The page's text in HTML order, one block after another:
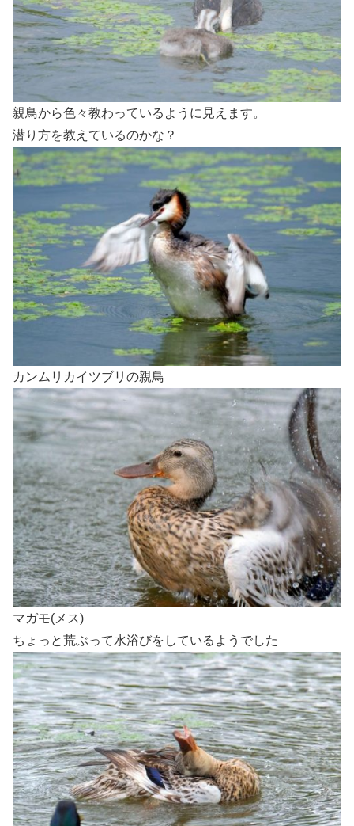
親鳥から色々教わっているように見えます。
潜り方を教えているのかな？
カンムリカイツブリの親鳥
マガモ(メス)
ちょっと荒ぶって水浴びをしているようでした